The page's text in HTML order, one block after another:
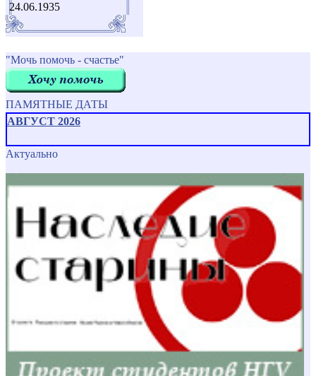
24.06.1935
"Мочь помочь - счастье"
ПАМЯТНЫЕ ДАТЫ
АВГУСТ 2026
Актуально